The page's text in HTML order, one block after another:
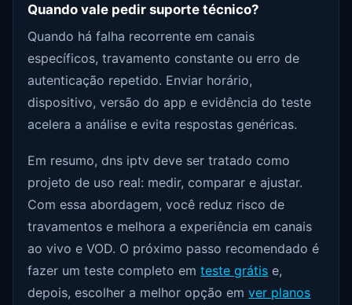
Quando vale pedir suporte técnico?
Quando há falha recorrente em canais
específicos, travamento constante ou erro de
autenticação repetido. Enviar horário,
dispositivo, versão do app e evidência do teste
acelera a análise e evita respostas genéricas.
Em resumo, dns iptv deve ser tratado como
projeto de uso real: medir, comparar e ajustar.
Com essa abordagem, você reduz risco de
travamentos e melhora a experiência em canais
ao vivo e VOD. O próximo passo recomendado é
fazer um teste completo emteste grátis e,
depois, escolher a melhor opção emver planos